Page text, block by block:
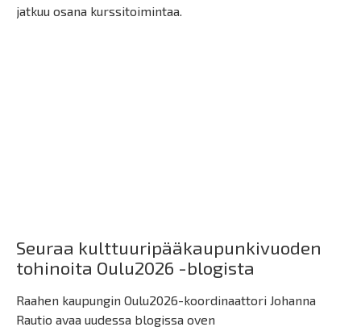
jatkuu osana kurssitoimintaa.
Seuraa kulttuuripääkaupunkivuoden
tohinoita Oulu2026 -blogista
Raahen kaupungin Oulu2026-koordinaattori Johanna
Rautio avaa uudessa blogissa oven